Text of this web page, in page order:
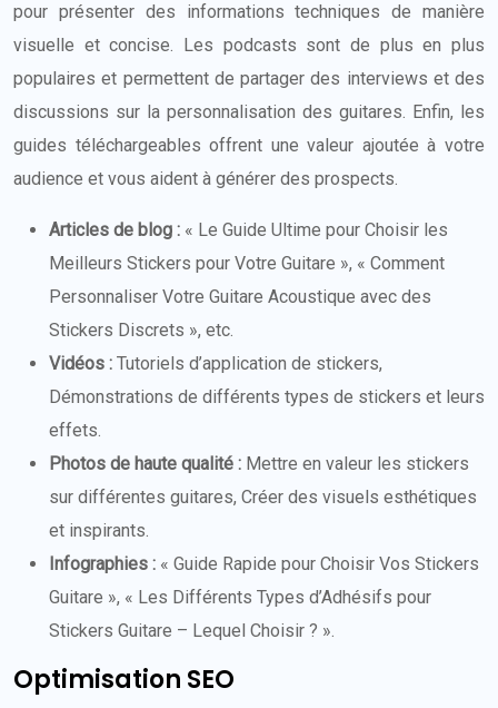
pour présenter des informations techniques de manière
visuelle et concise. Les podcasts sont de plus en plus
populaires et permettent de partager des interviews et des
discussions sur la personnalisation des guitares. Enfin, les
guides téléchargeables offrent une valeur ajoutée à votre
audience et vous aident à générer des prospects.
Articles de blog : « Le Guide Ultime pour Choisir les
Meilleurs Stickers pour Votre Guitare », « Comment
Personnaliser Votre Guitare Acoustique avec des
Stickers Discrets », etc.
Vidéos : Tutoriels d’application de stickers,
Démonstrations de différents types de stickers et leurs
effets.
Photos de haute qualité : Mettre en valeur les stickers
sur différentes guitares, Créer des visuels esthétiques
et inspirants.
Infographies : « Guide Rapide pour Choisir Vos Stickers
Guitare », « Les Différents Types d’Adhésifs pour
Stickers Guitare – Lequel Choisir ? ».
Optimisation SEO